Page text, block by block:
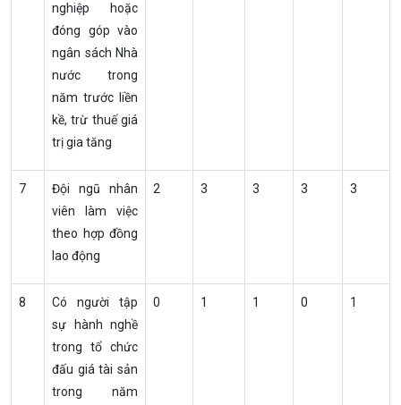
nghiệp hoặc
đóng góp vào
ngân sách Nhà
nước trong
năm trước liền
kề, trừ thuế giá
trị gia tăng
7
Đội ngũ nhân
viên làm việc
theo hợp đồng
lao động
2 3 3 3 3
8
Có người tập
sự hành nghề
trong tổ chức
đấu giá tài sản
trong năm
0 1 1 0 1